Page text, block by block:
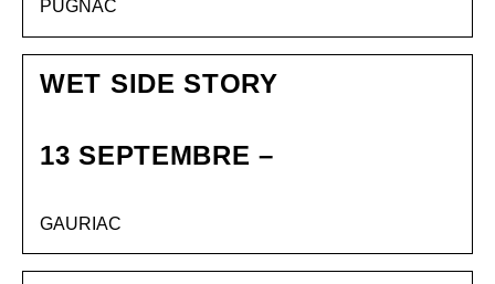
PUGNAC
WET SIDE STORY
13 SEPTEMBRE –
GAURIAC